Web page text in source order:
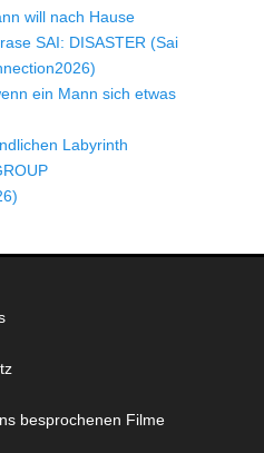
will nach Hause
SAI: DISASTER (Sai
ein Mann sich etwas
Labyrinth
besprochenen Filme